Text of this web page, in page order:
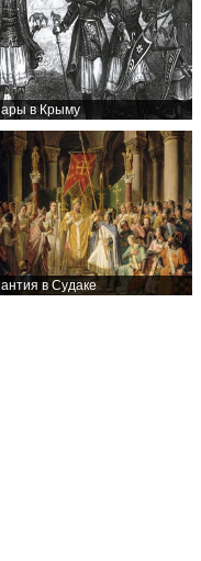
в Крыму
в Судаке